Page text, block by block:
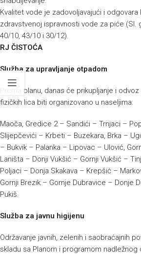
Kvalitet vode je zadovoljavajući i odgovara
zdravstvenoj ispravnosti vode za piće (Sl.
40/10, 43/10 i 30/12).
RJ ČISTOĆA
Služba za upravljanje otpadom
Prema planu, danas će prikupljanje i
fizičkih lica biti organizovano u naseljima:
Maoča, Gredice 2 – Sandići – Trnjaci –
Slijepčevići – Krbeti – Buzekara, Brka –
– Bukvik – Palanka – Lipovac – Ulović,
Laništa – Donji Vukšić – Gornji Vukšić –
Poljaci – Donja Skakava – Krepšić –
Gornji Brezik – Gornje Dubravice – Donje
Pukiš.
Služba za javnu higijenu
Održavanje javnih, zelenih i saobraćajnih
skladu sa Planom i programom nadležnog